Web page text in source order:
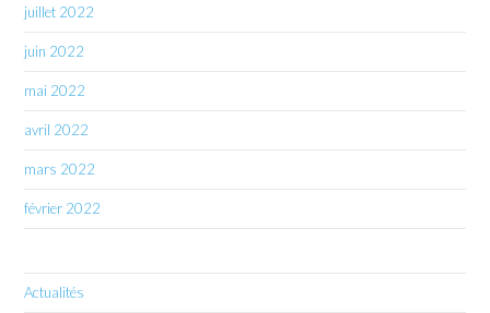
juillet 2022
juin 2022
mai 2022
avril 2022
mars 2022
février 2022
Actualités